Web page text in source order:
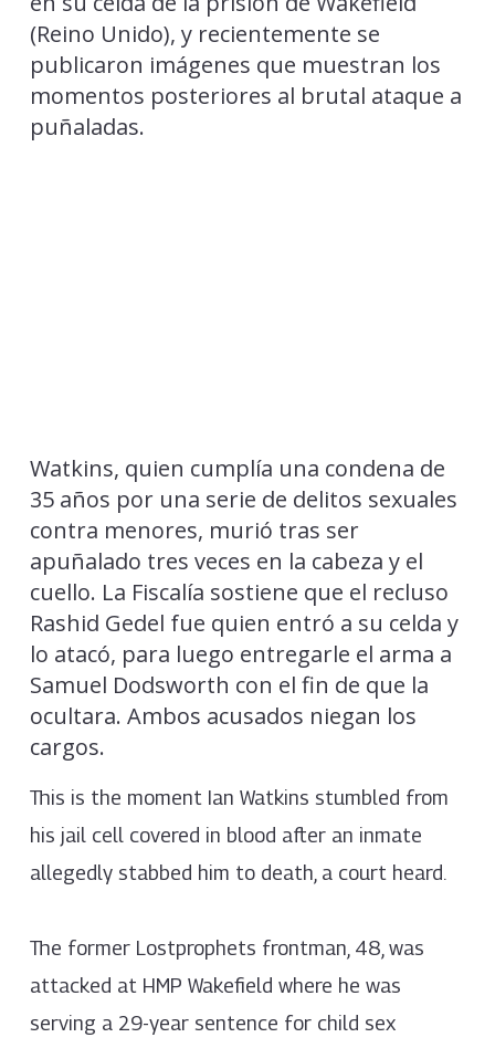
(Reino Unido), y recientemente se
publicaron imágenes que muestran los
momentos posteriores al brutal ataque a
puñaladas.
Watkins, quien cumplía una condena de
35 años por una serie de delitos sexuales
contra menores, murió tras ser
apuñalado tres veces en la cabeza y el
cuello. La Fiscalía sostiene que el recluso
Rashid Gedel fue quien entró a su celda y
lo atacó, para luego entregarle el arma a
Samuel Dodsworth con el fin de que la
ocultara. Ambos acusados niegan los
cargos.
This is the moment Ian Watkins stumbled from
his jail cell covered in blood after an inmate
allegedly stabbed him to death, a court heard.
The former Lostprophets frontman, 48, was
attacked at HMP Wakefield where he was
serving a 29-year sentence for child sex